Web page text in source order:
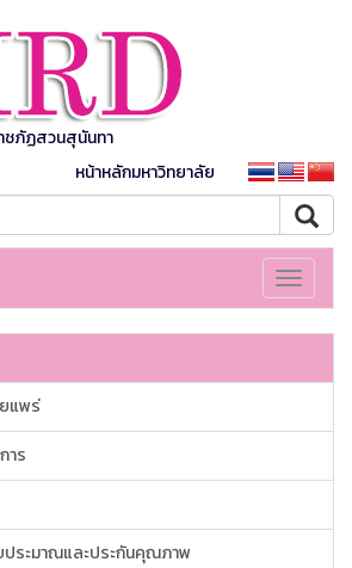
ชภัฏสวนสุนันทา
หน้าหลักมหาวิทยาลัย
Toggle
แพร่
าร
ประมาณและประกันคุณภาพ